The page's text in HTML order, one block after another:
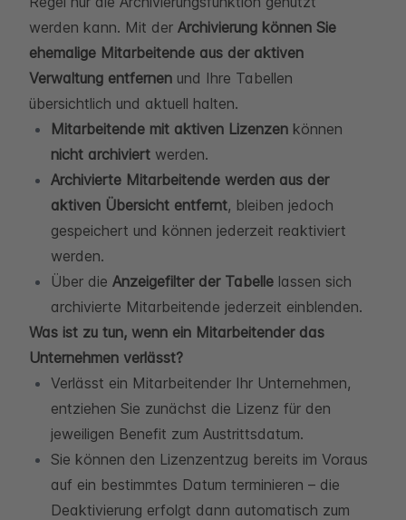
werden kann. Mit der Archivierung können Sie
ehemalige Mitarbeitende aus der aktiven
Verwaltung entfernen und Ihre Tabellen
übersichtlich und aktuell halten.
Mitarbeitende mit aktiven Lizenzen können
nicht archiviert werden.
Archivierte Mitarbeitende werden aus der
aktiven Übersicht entfernt, bleiben jedoch
gespeichert und können jederzeit reaktiviert
werden.
Über die Anzeigefilter der Tabelle lassen sich
archivierte Mitarbeitende jederzeit einblenden.
Was ist zu tun, wenn ein Mitarbeitender das
Unternehmen verlässt?
Verlässt ein Mitarbeitender Ihr Unternehmen,
entziehen Sie zunächst die Lizenz für den
jeweiligen Benefit zum Austrittsdatum.
Sie können den Lizenzentzug bereits im Voraus
auf ein bestimmtes Datum terminieren – die
Deaktivierung erfolgt dann automatisch zum